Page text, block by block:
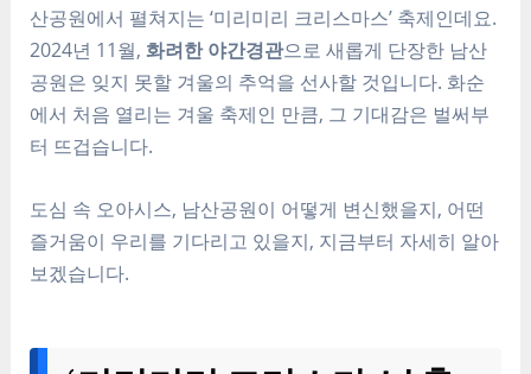
산공원에서 펼쳐지는 ‘미리미리 크리스마스’ 축제인데요.
2024년 11월,화려한 야간경관으로 새롭게 단장한 남산
공원은 잊지 못할 겨울의 추억을 선사할 것입니다. 화순
에서 처음 열리는 겨울 축제인 만큼, 그 기대감은 벌써부
터 뜨겁습니다.
도심 속 오아시스, 남산공원이 어떻게 변신했을지, 어떤
즐거움이 우리를 기다리고 있을지, 지금부터 자세히 알아
보겠습니다.